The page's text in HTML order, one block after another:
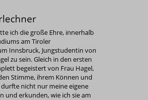
ich die große Ehre, innerhalb
am Tiroler
Innsbruck, Jungstudentin von
zu sein. Gleich in den ersten
begeistert von Frau Hagel,
Stimme, ihrem Können und
nicht nur meine eigene
und erkunden, wie ich sie am